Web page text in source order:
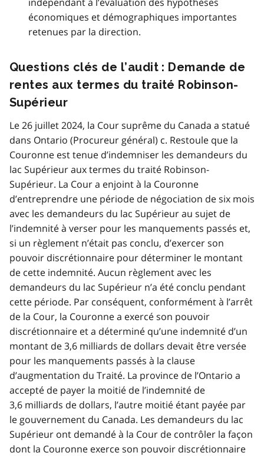
économiques et démographiques importantes
retenues par la direction.
Questions clés de l’audit : Demande de
rentes aux termes du traité Robinson-
Supérieur
Le 26 juillet 2024, la Cour suprême du Canada a statué
dans Ontario (Procureur général) c. Restoule que la
Couronne est tenue d’indemniser les demandeurs du
lac Supérieur aux termes du traité Robinson-
Supérieur. La Cour a enjoint à la Couronne
d’entreprendre une période de négociation de six mois
avec les demandeurs du lac Supérieur au sujet de
l’indemnité à verser pour les manquements passés et,
si un règlement n’était pas conclu, d’exercer son
pouvoir discrétionnaire pour déterminer le montant
de cette indemnité. Aucun règlement avec les
demandeurs du lac Supérieur n’a été conclu pendant
cette période. Par conséquent, conformément à l’arrêt
de la Cour, la Couronne a exercé son pouvoir
discrétionnaire et a déterminé qu’une indemnité d’un
montant de 3,6 milliards de dollars devait être versée
pour les manquements passés à la clause
d’augmentation du Traité. La province de l’Ontario a
accepté de payer la moitié de l’indemnité de
3,6 milliards de dollars, l’autre moitié étant payée par
le gouvernement du Canada. Les demandeurs du lac
Supérieur ont demandé à la Cour de contrôler la façon
dont la Couronne exerce son pouvoir discrétionnaire